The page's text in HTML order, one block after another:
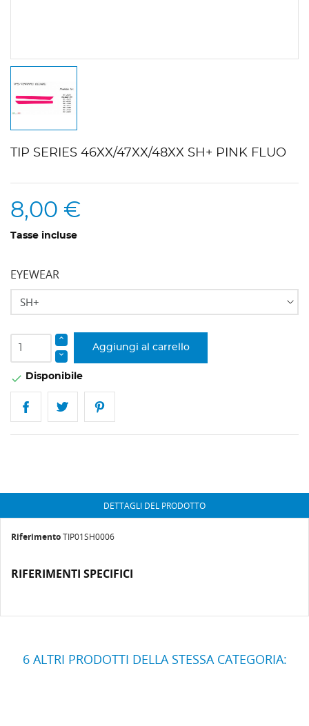
TIP SERIES 46XX/47XX/48XX SH+ PINK FLUO
8,00 €
Tasse incluse
EYEWEAR
Aggiungi al carrello
 Disponibile
DETTAGLI DEL PRODOTTO
RiferimentoTIP01SH0006
RIFERIMENTI SPECIFICI
6 ALTRI PRODOTTI DELLA STESSA CATEGORIA: